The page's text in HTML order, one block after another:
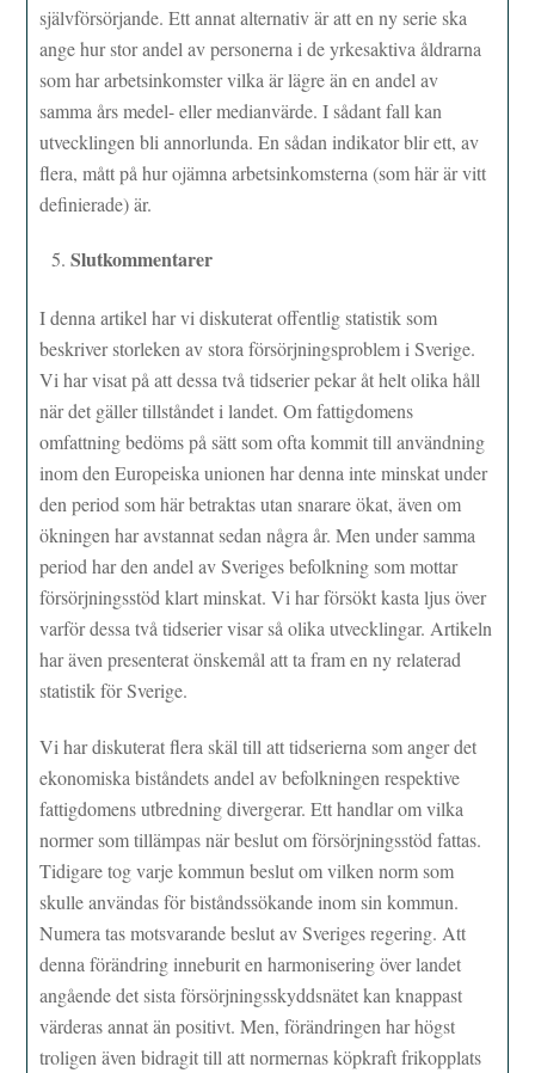
självförsörjande. Ett annat alternativ är att en ny serie ska
ange hur stor andel av personerna i de yrkesaktiva åldrarna
som har arbetsinkomster vilka är lägre än en andel av
samma års medel- eller medianvärde. I sådant fall kan
utvecklingen bli annorlunda. En sådan indikator blir ett, av
flera, mått på hur ojämna arbetsinkomsterna (som här är vitt
definierade) är.
Slutkommentarer
I denna artikel har vi diskuterat offentlig statistik som
beskriver storleken av stora försörjningsproblem i Sverige.
Vi har visat på att dessa två tidserier pekar åt helt olika håll
när det gäller tillståndet i landet. Om fattigdomens
omfattning bedöms på sätt som ofta kommit till användning
inom den Europeiska unionen har denna inte minskat under
den period som här betraktas utan snarare ökat, även om
ökningen har avstannat sedan några år. Men under samma
period har den andel av Sveriges befolkning som mottar
försörjningsstöd klart minskat. Vi har försökt kasta ljus över
varför dessa två tidserier visar så olika utvecklingar. Artikeln
har även presenterat önskemål att ta fram en ny relaterad
statistik för Sverige.
Vi har diskuterat flera skäl till att tidserierna som anger det
ekonomiska biståndets andel av befolkningen respektive
fattigdomens utbredning divergerar. Ett handlar om vilka
normer som tillämpas när beslut om försörjningsstöd fattas.
Tidigare tog varje kommun beslut om vilken norm som
skulle användas för biståndssökande inom sin kommun.
Numera tas motsvarande beslut av Sveriges regering. Att
denna förändring inneburit en harmonisering över landet
angående det sista försörjningsskyddsnätet kan knappast
värderas annat än positivt. Men, förändringen har högst
troligen även bidragit till att normernas köpkraft frikopplats